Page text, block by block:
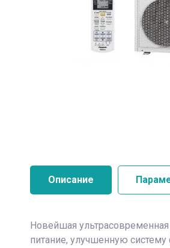
Описание
Новейшая
питание, улучшенную